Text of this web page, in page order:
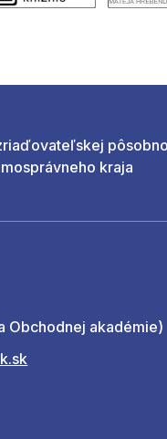
kraja
Obchodnej akadémie)